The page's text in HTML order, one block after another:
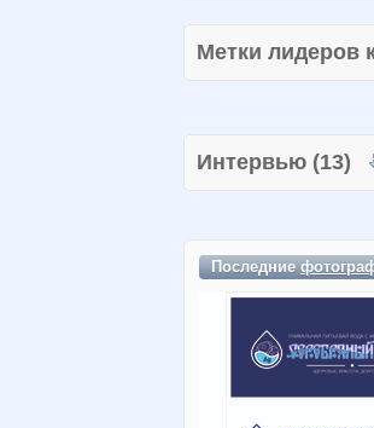
Метки
Интервью (13)
Последние